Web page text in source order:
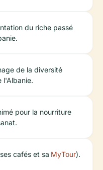
du riche passé
de la diversité
l'Albanie.
pour la nourriture
cafés et sa MyTour).